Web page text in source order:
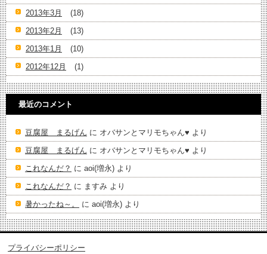
2013年3月
(18)
2013年2月
(13)
2013年1月
(10)
2012年12月
(1)
最近のコメント
豆腐屋 まるげん に オバサンとマリモちゃん♥️ より
豆腐屋 まるげん に オバサンとマリモちゃん♥️ より
これなんだ？ に aoi(増永) より
これなんだ？ に ますみ より
暑かったね～。
に aoi(増永) より
プライバシーポリシー